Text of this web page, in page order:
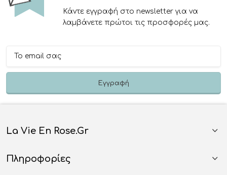
Κάντε εγγραφή στο newsletter για να
λαμβάνετε πρώτοι τις προσφορές μας.
La Vie En Rose.gr
Πληροφορίες